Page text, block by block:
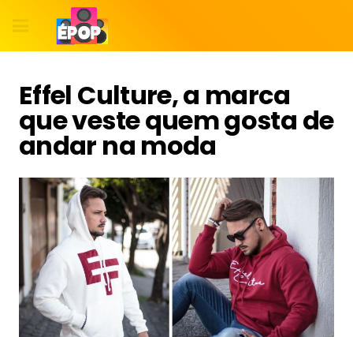
Effel Culture, a marca
que veste quem gosta de
andar na moda